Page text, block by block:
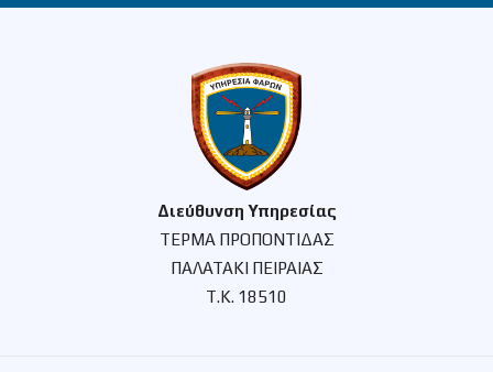
Διεύθυνση Υπηρεσίας
ΤΕΡΜΑ ΠΡΟΠΟΝΤΙΔΑΣ
ΠΑΛΑΤΑΚΙ ΠΕΙΡΑΙΑΣ
Τ.Κ. 18510